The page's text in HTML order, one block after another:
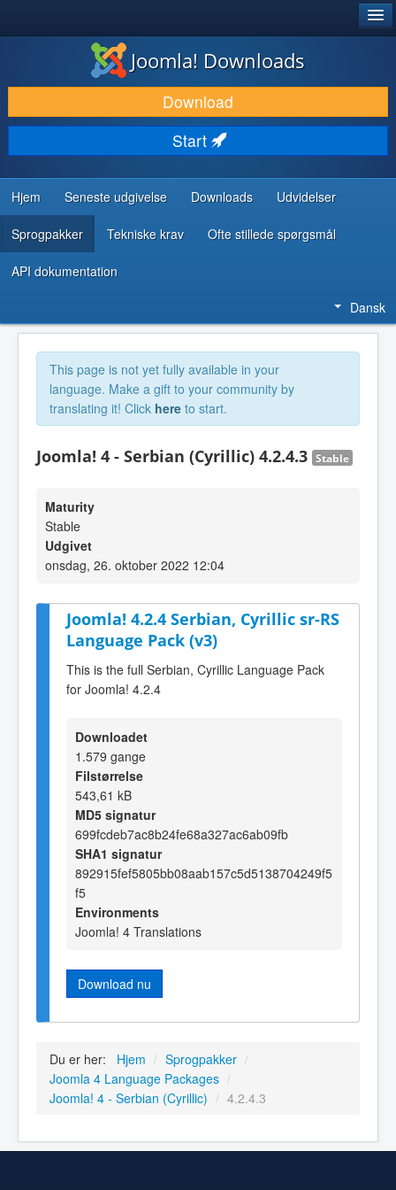
DOWNLOAD & UDVID
OPDAG & LÆR
FÆLLESSKABET & SUPPORT
UDVIKLERRESSOURCER
Joomla! Downloads
Download
Start
Hjem Seneste udgivelse Downloads Udvidelser
Sprogpakker Tekniske krav Ofte stillede spørgsmål
API dokumentation
Dansk
This page is not yet fully available in your
language. Make a gift to your community by
translating it! Click here to start.
Joomla! 4 - Serbian (Cyrillic) 4.2.4.3 Stable
Maturity
Stable
Udgivet
onsdag, 26. oktober 2022 12:04
Joomla! 4.2.4 Serbian, Cyrillic sr-RS
Language Pack (v3)
This is the full Serbian, Cyrillic Language Pack
for Joomla! 4.2.4
Downloadet
1.579 gange
Filstørrelse
543,61 kB
MD5 signatur
699fcdeb7ac8b24fe68a327ac6ab09fb
SHA1 signatur
892915fef5805bb08aab157c5d5138704249f5
f5
Environments
Joomla! 4 Translations
Download nu
Du er her: Hjem / Sprogpakker /
Joomla 4 Language Packages /
Joomla! 4 - Serbian (Cyrillic) / 4.2.4.3